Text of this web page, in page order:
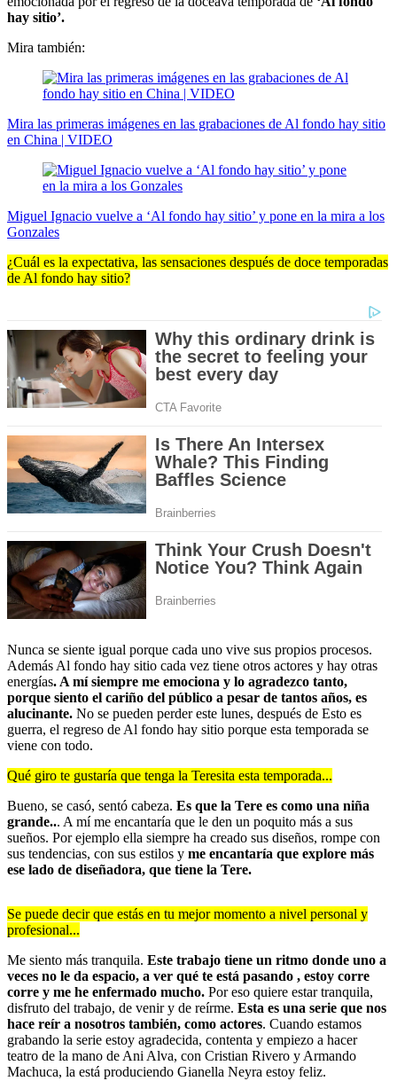
hay sitio’.
Mira también:
Mira las primeras imágenes en las grabaciones de Al fondo hay sitio
en China | VIDEO
Miguel Ignacio vuelve a ‘Al fondo hay sitio’ y pone en la mira a los
Gonzales
¿Cuál es la expectativa, las sensaciones después de doce temporadas
de Al fondo hay sitio?
Nunca se siente igual porque cada uno vive sus propios procesos.
Además Al fondo hay sitio cada vez tiene otros actores y hay otras
energías. A mí siempre me emociona y lo agradezco tanto,
porque siento el cariño del público a pesar de tantos años, es
alucinante. No se pueden perder este lunes, después de Esto es
guerra, el regreso de Al fondo hay sitio porque esta temporada se
viene con todo.
Qué giro te gustaría que tenga la Teresita esta temporada...
Bueno, se casó, sentó cabeza. Es que la Tere es como una niña
grande... A mí me encantaría que le den un poquito más a sus
sueños. Por ejemplo ella siempre ha creado sus diseños, rompe con
sus tendencias, con sus estilos y me encantaría que explore más
ese lado de diseñadora, que tiene la Tere.
Se puede decir que estás en tu mejor momento a nivel personal y
profesional...
Me siento más tranquila. Este trabajo tiene un ritmo donde uno a
veces no le da espacio, a ver qué te está pasando , estoy corre
corre y me he enfermado mucho. Por eso quiere estar tranquila,
disfruto del trabajo, de venir y de reírme. Esta es una serie que nos
hace reír a nosotros también, como actores. Cuando estamos
grabando la serie estoy agradecida, contenta y empiezo a hacer
teatro de la mano de Ani Alva, con Cristian Rivero y Armando
Machuca, la está produciendo Gianella Neyra estoy feliz.